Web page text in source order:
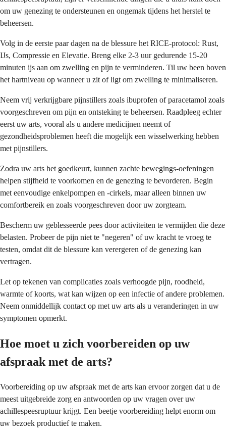
om uw genezing te ondersteunen en ongemak tijdens het herstel te
beheersen.
Volg in de eerste paar dagen na de blessure het RICE-protocol: Rust,
IJs, Compressie en Elevatie. Breng elke 2-3 uur gedurende 15-20
minuten ijs aan om zwelling en pijn te verminderen. Til uw been boven
het hartniveau op wanneer u zit of ligt om zwelling te minimaliseren.
Neem vrij verkrijgbare pijnstillers zoals ibuprofen of paracetamol zoals
voorgeschreven om pijn en ontsteking te beheersen. Raadpleeg echter
eerst uw arts, vooral als u andere medicijnen neemt of
gezondheidsproblemen heeft die mogelijk een wisselwerking hebben
met pijnstillers.
Zodra uw arts het goedkeurt, kunnen zachte bewegings-oefeningen
helpen stijfheid te voorkomen en de genezing te bevorderen. Begin
met eenvoudige enkelpompen en -cirkels, maar alleen binnen uw
comfortbereik en zoals voorgeschreven door uw zorgteam.
Bescherm uw geblesseerde pees door activiteiten te vermijden die deze
belasten. Probeer de pijn niet te "negeren" of uw kracht te vroeg te
testen, omdat dit de blessure kan verergeren of de genezing kan
vertragen.
Let op tekenen van complicaties zoals verhoogde pijn, roodheid,
warmte of koorts, wat kan wijzen op een infectie of andere problemen.
Neem onmiddellijk contact op met uw arts als u veranderingen in uw
symptomen opmerkt.
Hoe moet u zich voorbereiden op uw
afspraak met de arts?
Voorbereiding op uw afspraak met de arts kan ervoor zorgen dat u de
meest uitgebreide zorg en antwoorden op uw vragen over uw
achillespeesruptuur krijgt. Een beetje voorbereiding helpt enorm om
uw bezoek productief te maken.